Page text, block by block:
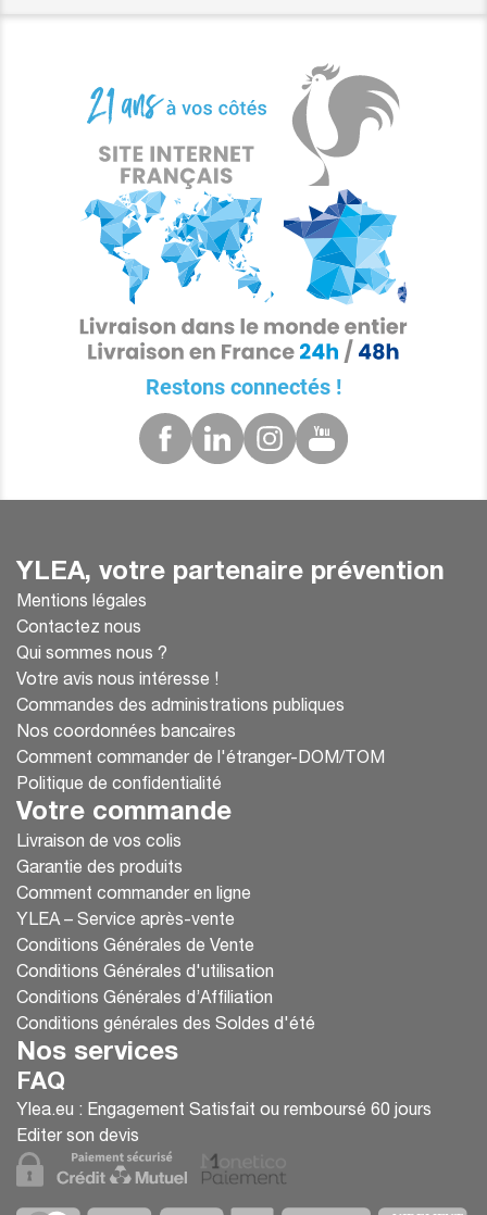
Restons connectés !
YLEA, votre partenaire prévention
Mentions légales
Contactez nous
Qui sommes nous ?
Votre avis nous intéresse !
Commandes des administrations publiques
Nos coordonnées bancaires
Comment commander de l'étranger-DOM/TOM
Politique de confidentialité
Votre commande
Livraison de vos colis
Garantie des produits
Comment commander en ligne
YLEA – Service après-vente
Conditions Générales de Vente
Conditions Générales d'utilisation
Conditions Générales d’Affiliation
Conditions générales des Soldes d'été
Nos services
FAQ
Ylea.eu : Engagement Satisfait ou remboursé 60 jours
Editer son devis